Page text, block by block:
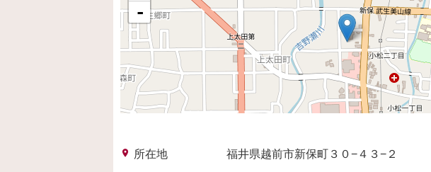
-
place 所在地 福井県越前市新保町３０−４３−２